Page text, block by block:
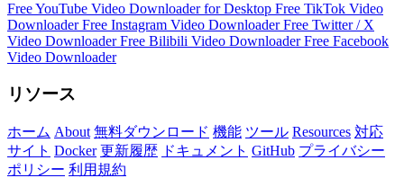
Free YouTube Video Downloader for Desktop Free TikTok Video
DownloaderFree Instagram Video DownloaderFree Twitter / X
Video DownloaderFree Bilibili Video DownloaderFree Facebook
Video Downloader
リソース
ホーム About 無料ダウンロード 機能 ツール Resources 対応
サイト Docker 更新履歴 ドキュメント GitHub プライバシー
ポリシー 利用規約